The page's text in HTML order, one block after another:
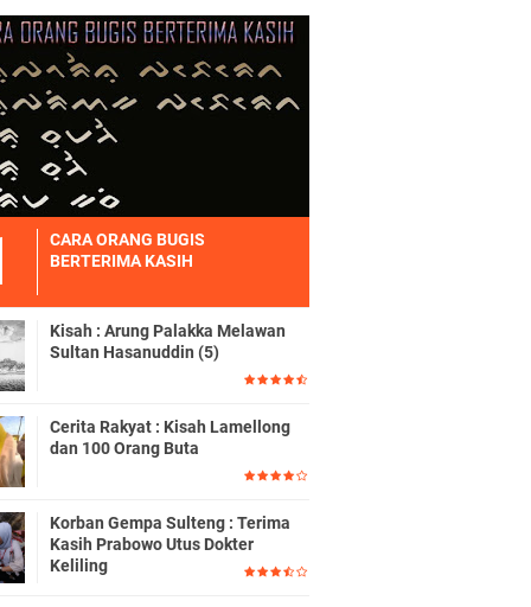
CARA ORANG BUGIS
BERTERIMA KASIH
Kisah : Arung Palakka Melawan
Sultan Hasanuddin (5)
Cerita Rakyat : Kisah Lamellong
dan 100 Orang Buta
Korban Gempa Sulteng : Terima
Kasih Prabowo Utus Dokter
Keliling